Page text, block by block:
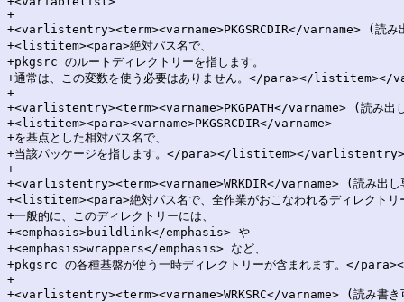
+
+<varlistentry><term><varname>PKGSRCDIR</varname> (読み
+<listitem><para>絶対パス名で、
+pkgsrc のルートディレクトリーを指します。
+通常は、この変数を使う必要はありません。</para></
+
+<varlistentry><term><varname>PKGPATH</varname> (読み出
+<listitem><para><varname>PKGSRCDIR</varname>
+を基点とした相対パス名で、
+当該パッケージを指します。</para></listitem></varlistentry>
+
+<varlistentry><term><varname>WRKDIR</varname> (読み出
+<listitem><para>絶対パス名で、全作業がおこなわれるディレクトリ
+一般的に、このディレクトリーには、
+<emphasis>buildlink</emphasis> や
+<emphasis>wrappers</emphasis> など、
+pkgsrc の各種基盤が使う一時ディレクトリーが含まれます。
+
+<varlistentry><term><varname>WRKSRC</varname> (読み書